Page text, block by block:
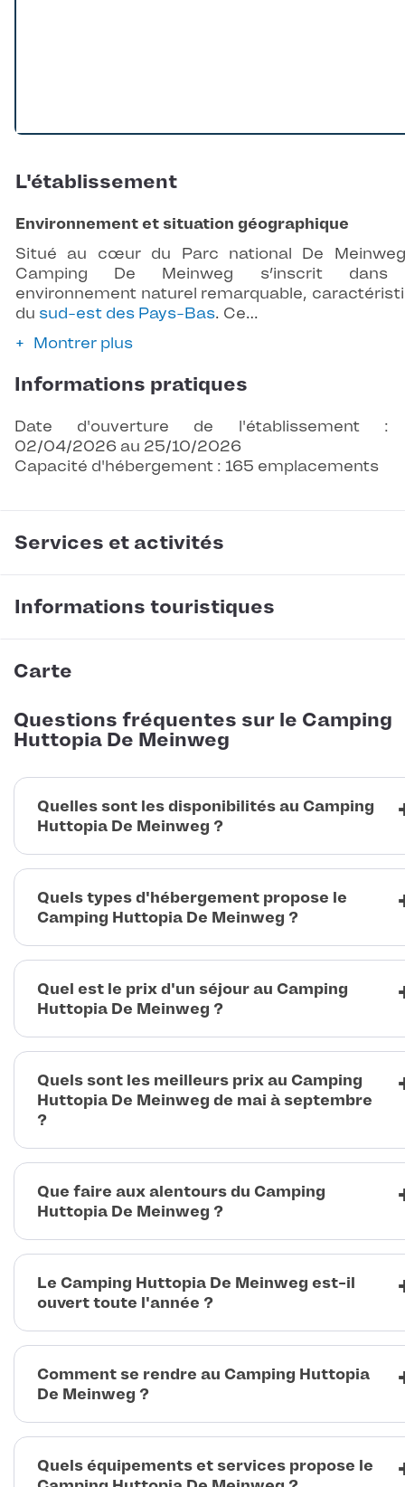
L'établissement
Environnement et situation géographique
Situé au cœur du Parc national De
Camping De Meinweg s’inscrit dans
environnement naturel remarquable,
du sud-est des Pays-Bas. Ce…
Montrer plus
Informations pratiques
Date d'ouverture de l'établissement :
02/04/2026 au 25/10/2026
Capacité d'hébergement : 165 emplacements
Services et activités
Informations touristiques
Carte
Questions fréquentes sur le Camping
Huttopia De Meinweg
Quelles sont les disponibilités au Camping
Huttopia De Meinweg ?
Quels types d'hébergement propose le
Camping Huttopia De Meinweg ?
Quel est le prix d'un séjour au Camping
Huttopia De Meinweg ?
Quels sont les meilleurs prix au Camping
Huttopia De Meinweg de mai à septembre
?
Que faire aux alentours du Camping
Huttopia De Meinweg ?
Le Camping Huttopia De Meinweg est-il
ouvert toute l'année ?
Comment se rendre au Camping Huttopia
De Meinweg ?
Quels équipements et services propose le